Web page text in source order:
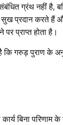
ग्रंथ नहीं है,
सुख प्रदान करते
प्राप्त होता है।
गरुड़ पुराण के
बिना